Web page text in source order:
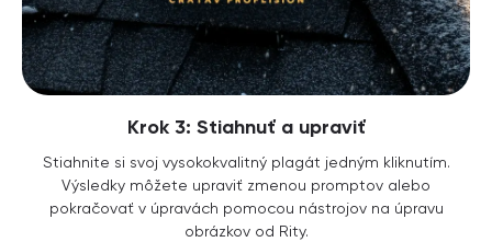
Krok 3: Stiahnuť a upraviť
Stiahnite si svoj vysokokvalitný plagát jedným kliknutím.
Výsledky môžete upraviť zmenou promptov alebo
pokračovať v úpravách pomocou nástrojov na úpravu
obrázkov od Rity.